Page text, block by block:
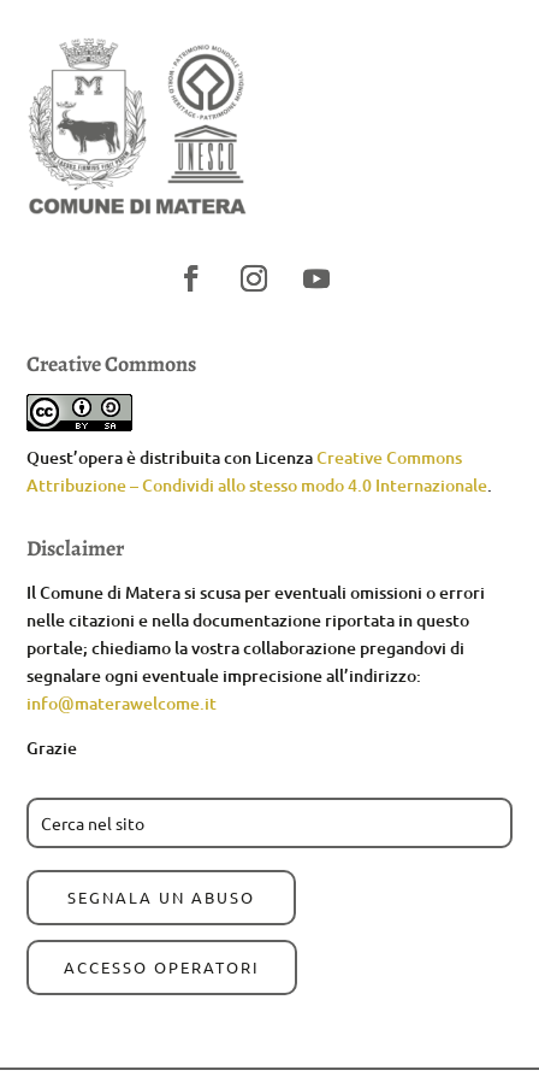
Creative Commons
Quest’opera è distribuita con LicenzaCreative Commons
Attribuzione – Condividi allo stesso modo 4.0 Internazionale
Disclaimer
Il Comune di Matera si scusa per eventuali omissioni o errori
nelle citazioni e nella documentazione riportata in questo
portale; chiediamo la vostra collaborazione pregandovi di
segnalare ogni eventuale imprecisione all’indirizzo:
info@materawelcome.it
Grazie
SEGNALA UN ABUSO
ACCESSO OPERATORI